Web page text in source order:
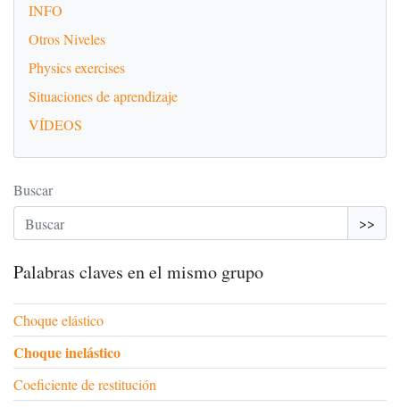
INFO
Otros Niveles
Physics exercises
Situaciones de aprendizaje
VÍDEOS
Buscar
>>
Palabras claves en el mismo grupo
Choque elástico
Choque inelástico
Coeficiente de restitución